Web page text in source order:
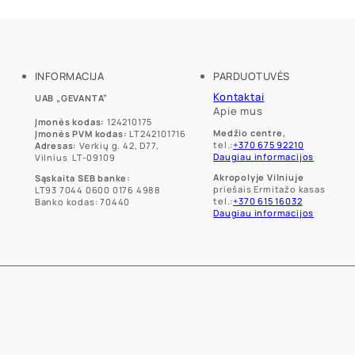
the
product
on
the
product
page
INFORMACIJA
UAB „GEVANTA”
Įmonės kodas: 124210175
Įmonės PVM kodas: LT242101716
Adresas: Verkių g. 42, D77,
Vilnius LT-09109
Sąskaita SEB banke:
LT93 7044 0600 0176 4988
Banko kodas: 70440
PARDUOTUVĖS
Kontaktai
Apie mus
Medžio centre,
tel.:+370 675 92210
Daugiau informacijos
Akropolyje Vilniuje
priešais Ermitažo kasas
tel.:+370 615 16032
Daugiau informacijos